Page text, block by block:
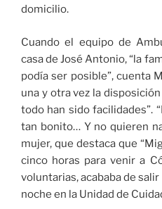
domicilio.
Cuando el equipo de
casa de José Antonio, “la
podía ser posible”, cuenta
una y otra vez la
todo han sido facilidades”.
tan bonito… Y no quieren
mujer, que destaca que
cinco horas para venir a
voluntarias, acababa de
noche en la Unidad de